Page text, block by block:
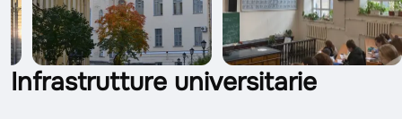
Infrastrutture universitarie